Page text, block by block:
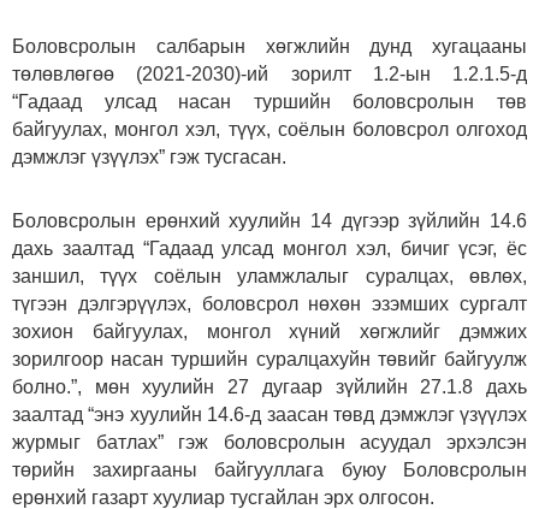
Боловсролын салбарын хөгжлийн дунд хугацааны
төлөвлөгөө (2021-2030)-ий зорилт 1.2-ын 1.2.1.5-д
“Гадаад улсад насан туршийн боловсролын төв
байгуулах, монгол хэл, түүх, соёлын боловсрол олгоход
дэмжлэг үзүүлэх” гэж тусгасан.
Боловсролын ерөнхий хуулийн 14 дүгээр зүйлийн 14.6
дахь заалтад “Гадаад улсад монгол хэл, бичиг үсэг, ёс
заншил, түүх соёлын уламжлалыг суралцах, өвлөх,
түгээн дэлгэрүүлэх, боловсрол нөхөн эзэмших сургалт
зохион байгуулах, монгол хүний хөгжлийг дэмжих
зорилгоор насан туршийн суралцахуйн төвийг байгуулж
болно.”, мөн хуулийн 27 дугаар зүйлийн 27.1.8 дахь
заалтад “энэ хуулийн 14.6-д заасан төвд дэмжлэг үзүүлэх
журмыг батлах” гэж боловсролын асуудал эрхэлсэн
төрийн захиргааны байгууллага буюу Боловсролын
ерөнхий газарт хуулиар тусгайлан эрх олгосон.